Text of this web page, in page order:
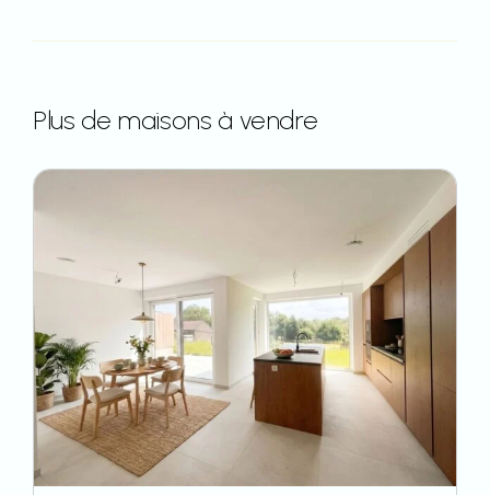
Plus de maisons à vendre